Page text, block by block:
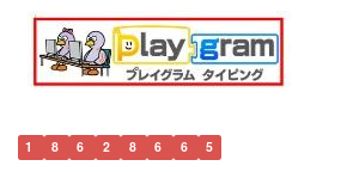
1 8 6 2 8 6 6 5